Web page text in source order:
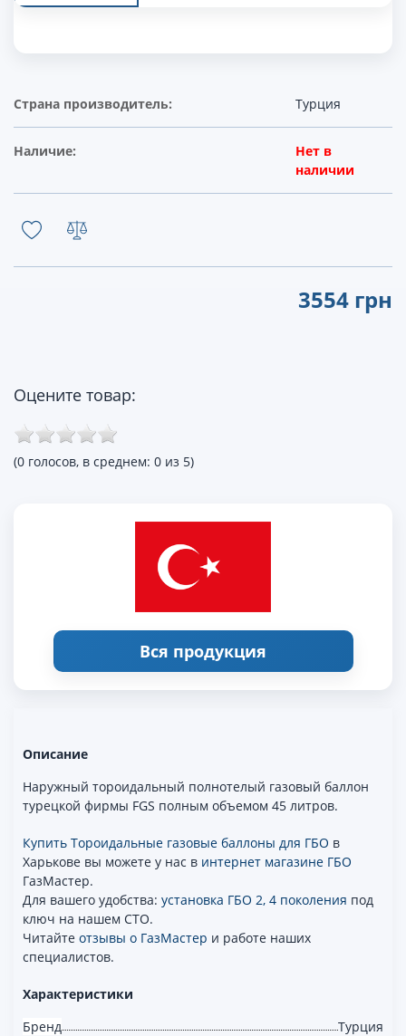
Страна производитель: Турция
Наличие:
Нет в
наличии
3554 грн
Оцените товар:
(0 голосов, в среднем: 0 из 5)
Вся продукция
Описание
Наружный тороидальный полнотелый газовый баллон
турецкой фирмы FGS полным объемом 45 литров.
Купить Тороидальные газовые баллоны для ГБО в
Харькове вы можете у нас в интернет магазине ГБО
ГазМастер.
Для вашего удобства: установка ГБО 2, 4 поколения под
ключ на нашем СТО.
Читайте отзывы о ГазМастер и работе наших
специалистов.
Характеристики
Бренд
Турция